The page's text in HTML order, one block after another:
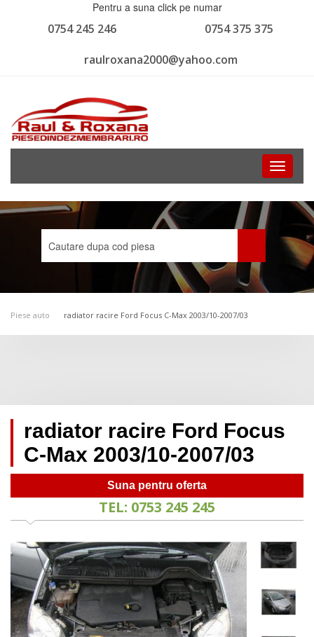
Pentru a suna click pe numar
0754 375 375
0754 245 246
raulroxana2000@yahoo.com
Toggle
Piese auto radiator racire Ford Focus C-Max 2003/10-2007/03
radiator racire Ford Focus
C-Max 2003/10-2007/03
Suna pentru oferta
TEL: 0753 245 245